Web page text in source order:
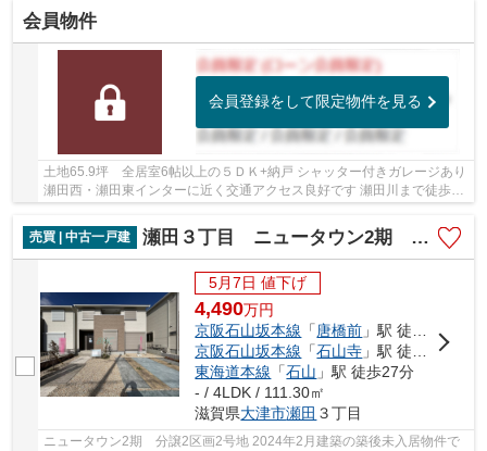
会員物件
会員登録をして限定物件を見る
土地65.9坪 全居室6帖以上の５ＤＫ+納戸 シャッター付きガレージあり
瀬田西・瀬田東インターに近く交通アクセス良好です 瀬田川まで徒歩8
売買 | 中古一戸建
瀬田３丁目 ニュータウン2期 分譲2区画2号地
5月7日 値下げ
4,490万円
京阪石山坂本線 「 唐橋前 」駅 徒歩19分
京阪石山坂本線 「石山寺 」駅 徒歩23分
東海道本線 「石山 」駅 徒歩27分
- / 4LDK / 111.30㎡
滋賀県大津市瀬田 ３丁目
ニュータウン2期 分譲2区画2号地 2024年2月建築の築後未入居物件で